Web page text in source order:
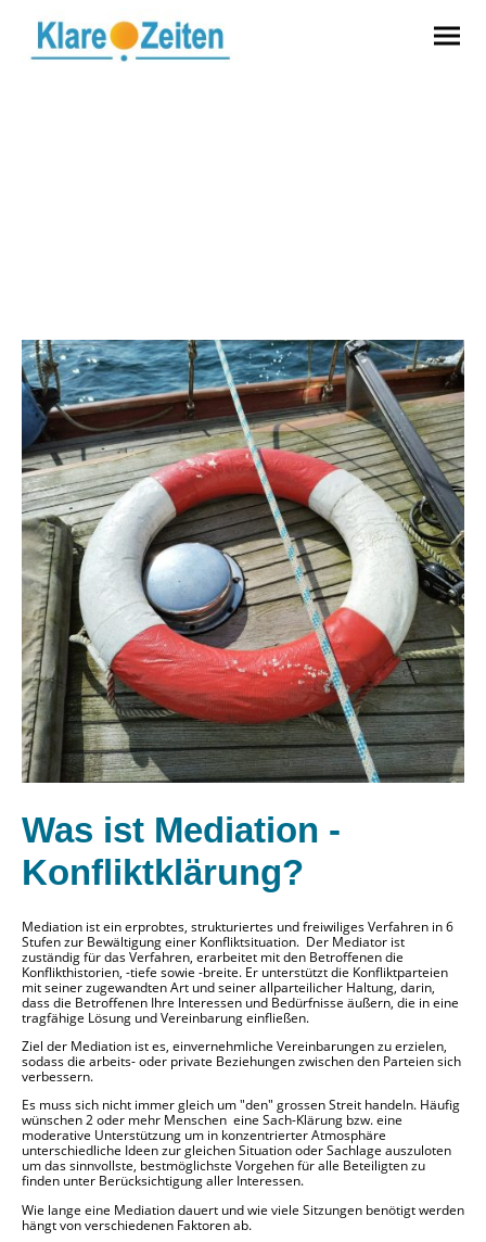
Was ist Mediation -
Konfliktklärung?
Mediation ist ein erprobtes, strukturiertes und freiwiliges Verfahren in 6
Stufen zur Bewältigung einer Konfliktsituation. Der Mediator ist
zuständig für das Verfahren, erarbeitet mit den Betroffenen die
Konflikthistorien, -tiefe sowie -breite. Er unterstützt die Konfliktparteien
mit seiner zugewandten Art und seiner allparteilicher Haltung, darin,
dass die Betroffenen Ihre Interessen und Bedürfnisse äußern, die in eine
tragfähige Lösung und Vereinbarung einfließen.
Ziel der Mediation ist es, einvernehmliche Vereinbarungen zu erzielen,
sodass die arbeits- oder private Beziehungen zwischen den Parteien sich
verbessern.
Es muss sich nicht immer gleich um "den" grossen Streit handeln. Häufig
wünschen 2 oder mehr Menschen eine Sach-Klärung bzw. eine
moderative Unterstützung um in konzentrierter Atmosphäre
unterschiedliche Ideen zur gleichen Situation oder Sachlage auszuloten
um das sinnvollste, bestmöglichste Vorgehen für alle Beteiligten zu
finden unter Berücksichtigung aller Interessen.
Wie lange eine Mediation dauert und wie viele Sitzungen benötigt werden
hängt von verschiedenen Faktoren ab.